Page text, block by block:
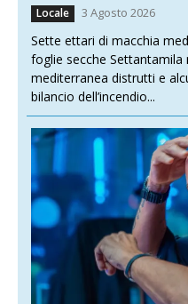
Locale 3 Agosto 2026
Sette ettari di macchia
foglie secche
mediterranea distrutti e
bilancio dell’incendio...